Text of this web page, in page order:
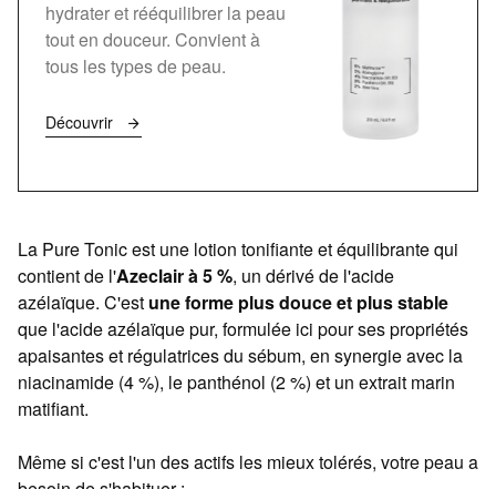
hydrater et rééquilibrer la peau
tout en douceur. Convient à
tous les types de peau.
Découvrir
La Pure Tonic est une lotion tonifiante et équilibrante qui
contient de l'Azeclair à 5 %, un dérivé de l'acide
azélaïque. C'est uneforme plus douce et plus stable
que l'acide azélaïque pur, formulée ici pour ses propriétés
apaisantes et régulatrices du sébum, en synergie avec la
niacinamide (4 %), le panthénol (2 %) et un extrait marin
matifiant.
Même si c'est l'un des actifs les mieux tolérés, votre peau a